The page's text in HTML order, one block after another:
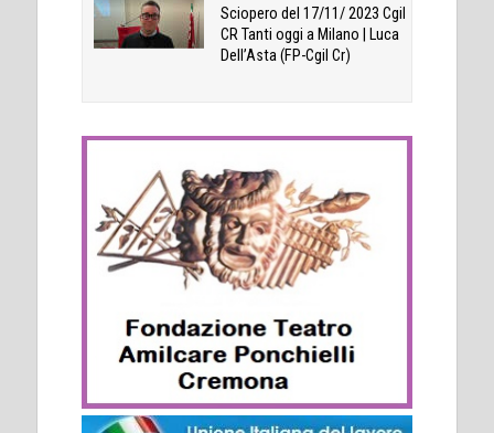
Sciopero del 17/11/ 2023 Cgil
CR Tanti oggi a Milano | Luca
Dell’Asta (FP-Cgil Cr)